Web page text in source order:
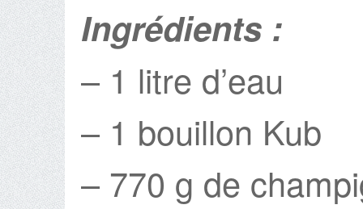
Ingrédients :
– 1 litre d’eau
– 1 bouillon Kub
– 770 g de